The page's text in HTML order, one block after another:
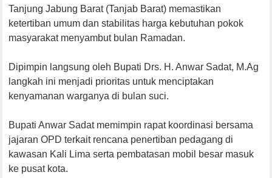
Tanjung Jabung Barat (Tanjab Barat) memastikan
ketertiban umum dan stabilitas harga kebutuhan pokok
masyarakat menyambut bulan Ramadan.
Dipimpin langsung oleh Bupati Drs. H. Anwar Sadat, M.Ag
langkah ini menjadi prioritas untuk menciptakan
kenyamanan warganya di bulan suci.
Bupati Anwar Sadat memimpin rapat koordinasi bersama
jajaran OPD terkait rencana penertiban pedagang di
kawasan Kali Lima serta pembatasan mobil besar masuk
ke pusat kota.